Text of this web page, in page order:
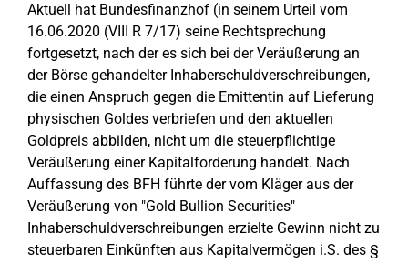
Aktuell hat Bundesfinanzhof (in seinem Urteil vom
16.06.2020 (VIII R 7/17) seine Rechtsprechung
fortgesetzt, nach der es sich bei der Veräußerung an
der Börse gehandelter Inhaberschuldverschreibungen,
die einen Anspruch gegen die Emittentin auf Lieferung
physischen Goldes verbriefen und den aktuellen
Goldpreis abbilden, nicht um die steuerpflichtige
Veräußerung einer Kapitalforderung handelt. Nach
Auffassung des BFH führte der vom Kläger aus der
Veräußerung von "Gold Bullion Securities"
Inhaberschuldverschreibungen erzielte Gewinn nicht zu
steuerbaren Einkünften aus Kapitalvermögen i.S. des §